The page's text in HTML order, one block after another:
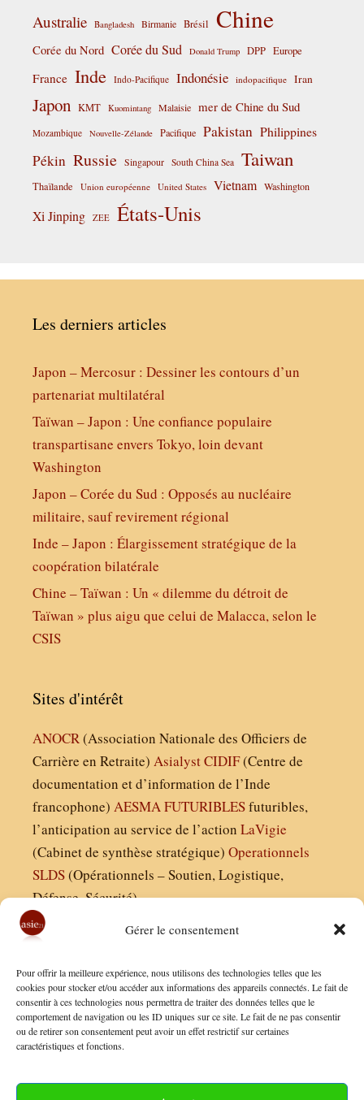
Gérer le consentement
Pour offrir la meilleure expérience, nous utilisons des technologies telles que les
cookies pour stocker et/ou accéder aux informations des appareils connectés. Le fait de
consentir à ces technologies nous permettra de traiter des données telles que le
comportement de navigation ou les ID uniques sur ce site. Le fait de ne pas consentir
ou de retirer son consentement peut avoir un effet restrictif sur certaines
caractéristiques et fonctions.
Australie Bangladesh Birmanie Brésil Chine
Corée du Nord Corée du Sud Donald Trump DPP Europe
France Inde Indo-Pacifique Indonésie indopacifique Iran
Japon KMT Kuomintang Malaisie mer de Chine du Sud
Mozambique Nouvelle-Zélande Pacifique Pakistan Philippines
Pékin Russie Singapour South China Sea Taiwan
Thaïlande Union européenne United States Vietnam Washington
Xi Jinping ZEE États-Unis
Les derniers articles
Japon – Mercosur : Dessiner les contours d’un
partenariat multilatéral
Taïwan – Japon : Une confiance populaire
transpartisane envers Tokyo, loin devant
Washington
Japon – Corée du Sud : Opposés au nucléaire
militaire, sauf revirement régional
Inde – Japon : Élargissement stratégique de la
coopération bilatérale
Chine – Taïwan : Un « dilemme du détroit de
Taïwan » plus aigu que celui de Malacca, selon le
CSIS
Sites d'intérêt
ANOCR(Association Nationale des Officiers de
Carrière en Retraite) AsialystCIDIF(Centre de
documentation et d’information de l’Inde
francophone) AESMAFUTURIBLESfuturibles,
l’anticipation au service de l’action LaVigie
(Cabinet de synthèse stratégique) Operationnels
SLDS(Opérationnels – Soutien, Logistique,
Défense, Sécurité)
Finaldées EURL
Siège social : 13 avenue Boudon, 75016, Paris
Nous contacter
Conditions Générales de Vente